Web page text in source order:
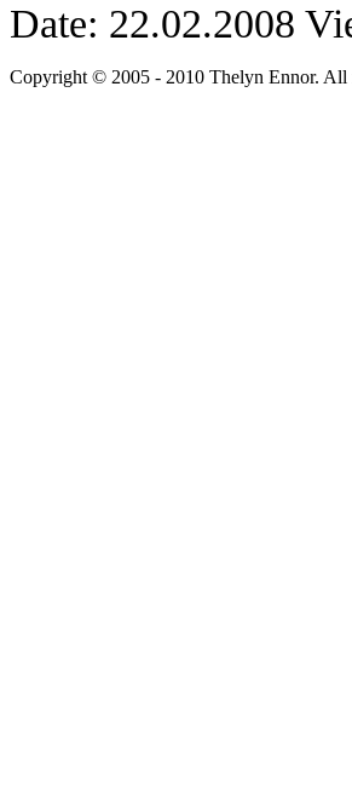
Date: 22.02.2008
Copyright © 2005 - 2010 Thelyn Ennor. All